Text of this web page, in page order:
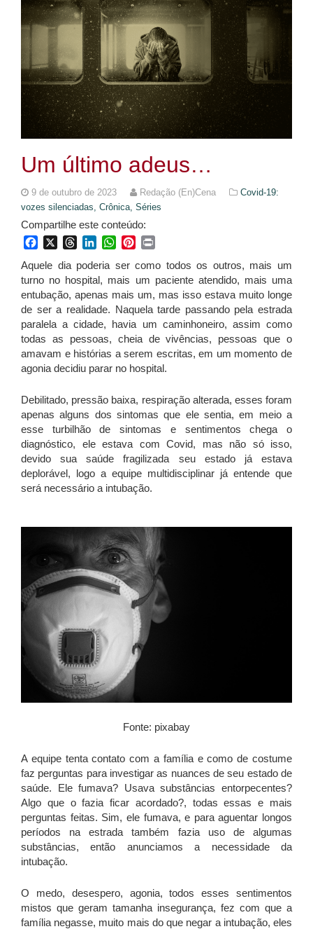
Um último adeus…
9 de outubro de 2023 Redação (En)Cena
Covid-19:
vozes silenciadas, Crônica, Séries
Compartilhe este conteúdo:
FacebookThreadsLinkedInWhatsApp
Pinterest
Aquele dia poderia ser como todos os outros, mais um
turno no hospital, mais um paciente atendido, mais uma
entubação, apenas mais um, mas isso estava muito longe
de ser a realidade. Naquela tarde passando pela estrada
paralela a cidade, havia um caminhoneiro, assim como
todas as pessoas, cheia de vivências, pessoas que o
amavam e histórias a serem escritas, em um momento de
agonia decidiu parar no hospital.
Debilitado, pressão baixa, respiração alterada, esses foram
apenas alguns dos sintomas que ele sentia, em meio a
esse turbilhão de sintomas e sentimentos chega o
diagnóstico, ele estava com Covid, mas não só isso,
devido sua saúde fragilizada seu estado já estava
deplorável, logo a equipe multidisciplinar já entende que
será necessário a intubação.
Fonte: pixabay
A equipe tenta contato com a família e como de costume
faz perguntas para investigar as nuances de seu estado de
saúde. Ele fumava? Usava substâncias entorpecentes?
Algo que o fazia ficar acordado?, todas essas e mais
perguntas feitas. Sim, ele fumava, e para aguentar longos
períodos na estrada também fazia uso de algumas
substâncias, então anunciamos a necessidade da
intubação.
O medo, desespero, agonia, todos esses sentimentos
mistos que geram tamanha insegurança, fez com que a
família negasse, muito mais do que negar a intubação, eles